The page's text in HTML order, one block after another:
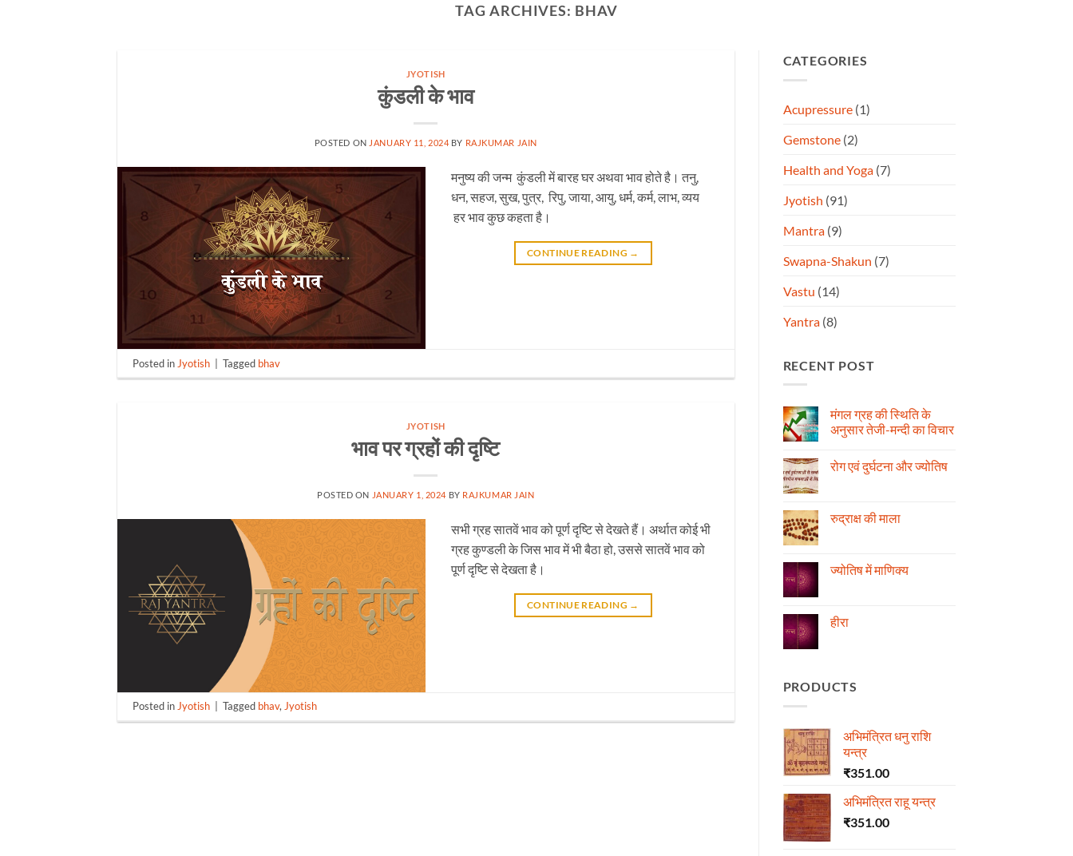
TAG ARCHIVES: BHAV
JYOTISH
कुंडली के भाव
POSTED ON JANUARY 11, 2024 BY RAJKUMAR JAIN
मनुष्य की जन्म कुंडली में बारह घर अथवा भाव होते है। तनु,
धन, सहज, सुख, पुत्र, रिपु, जाया, आयु, धर्म, कर्म, लाभ, व्यय
हर भाव कुछ कहता है।
CONTINUE READING →
Posted in Jyotish Tagged bhav
JYOTISH
भाव पर ग्रहों की दृष्टि
POSTED ON JANUARY 1, 2024 BY RAJKUMAR JAIN
सभी ग्रह सातवें भाव को पूर्ण दृष्टि से देखते हैं। अर्थात कोई भी
ग्रह कुण्डली के जिस भाव में भी बैठा हो, उससे सातवें भाव को
पूर्ण दृष्टि से देखता है।
CONTINUE READING →
Posted inJyotish Tagged bhav,Jyotish
CATEGORIES
Acupressure(1)
Gemstone(2)
Health and Yoga(7)
Jyotish (91)
Mantra(9)
Swapna-Shakun (7)
Vastu (14)
Yantra(8)
RECENT POST
मंगल ग्रह की स्थिति के
अनुसार तेजी-मन्दी का विचार
on
के
अनुसार
विचार
रोग एवं दुर्घटना और ज्योतिष
रोग
एवं
रुद्राक्ष की माला
रुद्राक्ष
की
ज्योतिष में माणिक्य
ज्योतिष
में
हीरा
PRODUCTS
अभिमंत्रित धनु राशि
यन्त्र
₹351.00
अभिमंत्रित राहू यन्त्र
₹351.00